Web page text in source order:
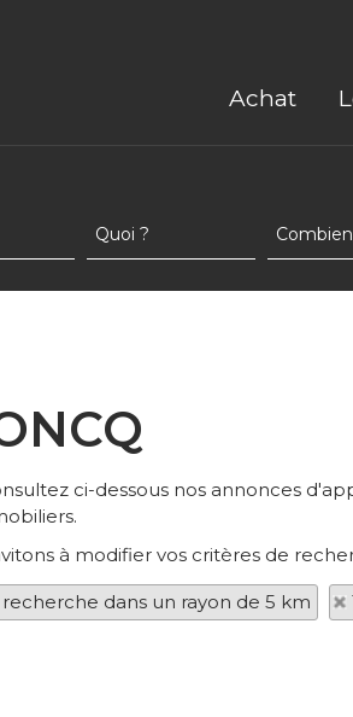
Achat
ci-dessous nos annonces
à modifier vos critères de
dans un rayon de 5 km